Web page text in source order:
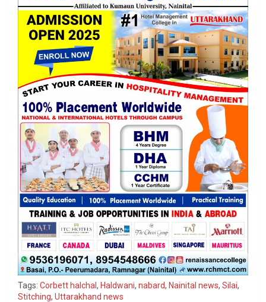
Tags: Corbett halchal , Haldwani, nabard, Nainital news, Silai,
Stitching, Uttarakhand news